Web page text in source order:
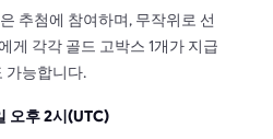
추첨에 참여하며, 무작위로 선
게 각각 골드 고박스 1개가 지급
가능합니다.
오후 2시(UTC)